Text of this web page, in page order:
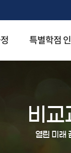
특별학점
비
열린 미래